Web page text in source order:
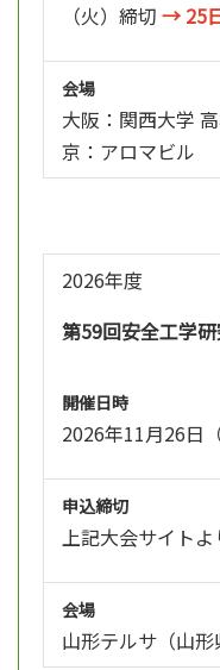
（火）締切 → 25
会場
大阪：関西大学
京：アロマビル
2026年度
第59回安全工学
開催日時
2026年11月26日
申込締切
上記大会サイトよ
会場
山形テルサ（山形